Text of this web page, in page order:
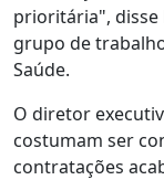
prioritária", disse
grupo de
Saúde.
O diretor
costumam ser
contratações